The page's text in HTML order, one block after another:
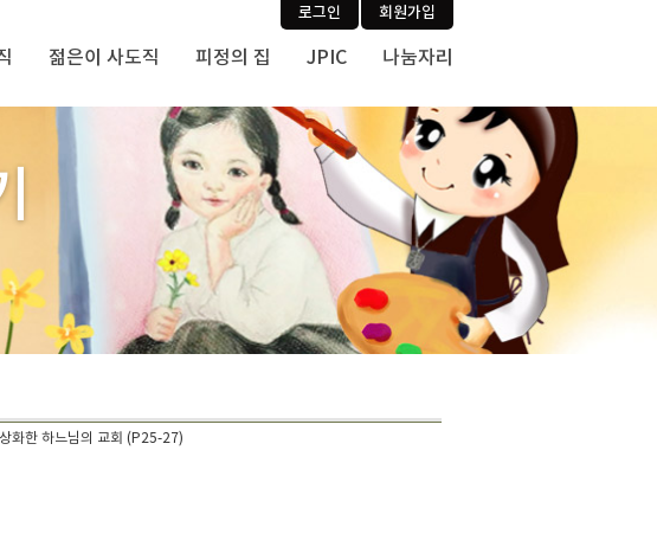
로그인 회원가입
젊은이 사도직 피정의 집 JPIC 나눔자리
화한 하느님의 교회 (P25-27)